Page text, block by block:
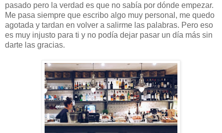
pasado pero la verdad es que no sabía por dónde empezar.
Me pasa siempre que escribo algo muy personal, me quedo
agotada y tardan en volver a salirme las palabras. Pero eso
es muy injusto para ti y no podía dejar pasar un día más sin
darte las gracias.